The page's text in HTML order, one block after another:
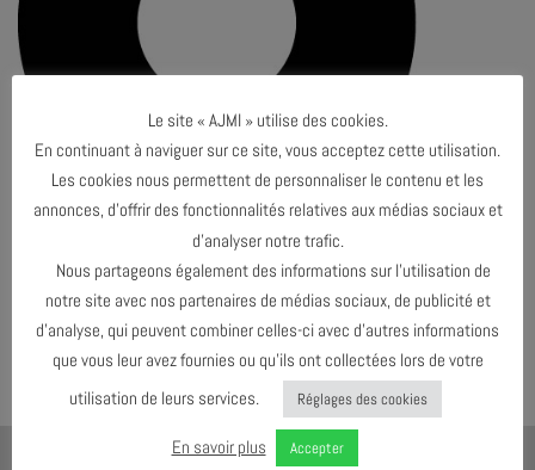
Both comments and trackbacks are currently closed.
Précédent
Suivant→
Le site « AJMI » utilise des cookies.
En continuant à naviguer sur ce site, vous acceptez cette utilisation.
Les cookies nous permettent de personnaliser le contenu et les
annonces, d’offrir des fonctionnalités relatives aux médias sociaux et
d’analyser notre trafic.
Nous partageons également des informations sur l’utilisation de
notre site avec nos partenaires de médias sociaux, de publicité et
d’analyse, qui peuvent combiner celles-ci avec d’autres informations
que vous leur avez fournies ou qu’ils ont collectées lors de votre
utilisation de leurs services.
Réglages des cookies
En savoir plus Accepter